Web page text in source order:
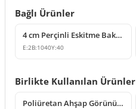
Bağlı Ürünler
4 cm Perçinli Eskitme Bakır Poliüretan Kiriş Bandı
E:2B:1040Y:40
Birlikte Kullanılan Ürünler
Poliüretan Ahşap Görünümlü Duvar Paneli ve Kiriş Modeli